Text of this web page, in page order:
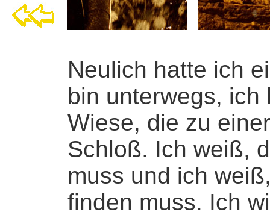
Neulich hatte ich
bin unterwegs,
Wiese, die zu
Schloß. Ich weiß,
muss und ich
finden muss. Ich